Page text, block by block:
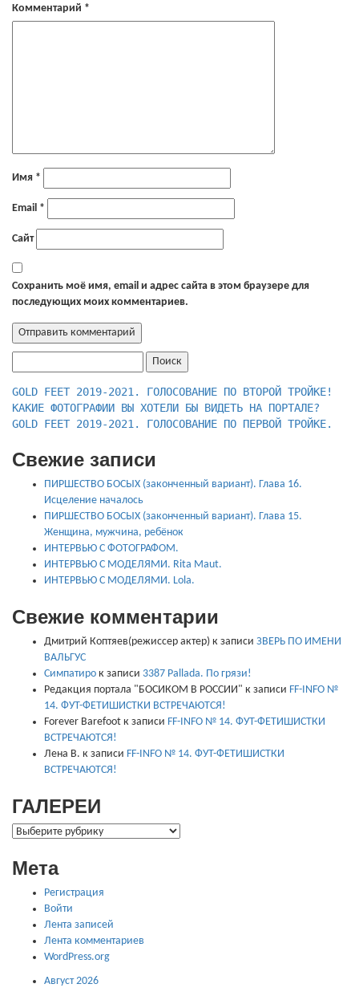
Комментарий *
Имя *
Email *
Сайт
Сохранить моё имя, email и адрес сайта в этом браузере для
последующих моих комментариев.
КАКИЕ ФОТОГРАФИИ ВЫ ХОТЕЛИ БЫ ВИДЕТЬ НА ПОРТАЛЕ?
GOLD FEET 2019-2021. ГОЛОСОВАНИЕ ПО ПЕРВОЙ ТРОЙКЕ.
Свежие записи
ПИРШЕСТВО БОСЫХ (законченный вариант). Глава 16.
Исцеление началось
ПИРШЕСТВО БОСЫХ (законченный вариант). Глава 15.
Женщина, мужчина, ребёнок
ИНТЕРВЬЮ С ФОТОГРАФОМ.
ИНТЕРВЬЮ С МОДЕЛЯМИ. Rita Maut.
ИНТЕРВЬЮ С МОДЕЛЯМИ. Lola.
Свежие комментарии
Дмитрий Коптяев(режиссер актер) к записи ЗВЕРЬ ПО ИМЕНИ
ВАЛЬГУС
Симпатиро к записи 3387 Pallada. По грязи!
Редакция портала "БОСИКОМ В РОССИИ" к записи FF-INFO №
14. ФУТ-ФЕТИШИСТКИ ВСТРЕЧАЮТСЯ!
Forever Barefoot к записи FF-INFO № 14. ФУТ-ФЕТИШИСТКИ
ВСТРЕЧАЮТСЯ!
Лена В. к записи FF-INFO № 14. ФУТ-ФЕТИШИСТКИ
ВСТРЕЧАЮТСЯ!
ГАЛЕРЕИ
ГАЛЕРЕИ
Мета
Регистрация
Войти
Лента записей
Лента комментариев
WordPress.org
Август 2026